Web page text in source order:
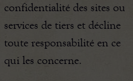
confidentialité des sites ou
services de tiers et décline
toute responsabilité en ce
qui les concerne.